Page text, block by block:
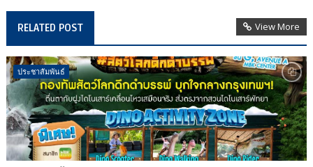
RELATED POST View More
ประชาสัมพันธ์